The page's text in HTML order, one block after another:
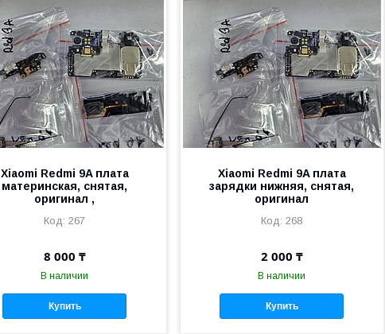
Xiaomi Redmi 9A плата
материнская, снятая,
оригинал ,
267
8 000 ₸
В наличии
Купить
Xiaomi Redmi 9A плата
зарядки нижняя, снятая,
оригинал
268
2 000 ₸
В наличии
Купить